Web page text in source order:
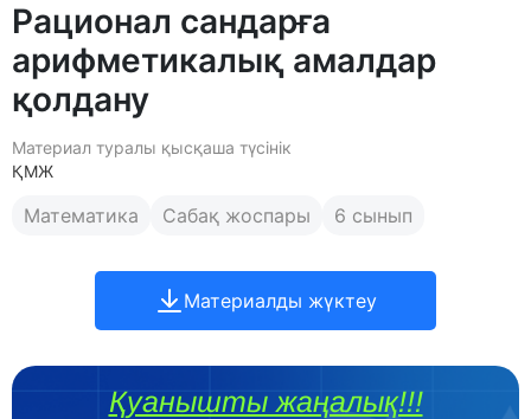
Рационал сандарға
арифметикалық амалдар
қолдану
Материал туралы қысқаша түсінік
ҚМЖ
Математика Сабақ жоспары 6 сынып
Материалды жүктеу
Қуанышты жаңалық!!!